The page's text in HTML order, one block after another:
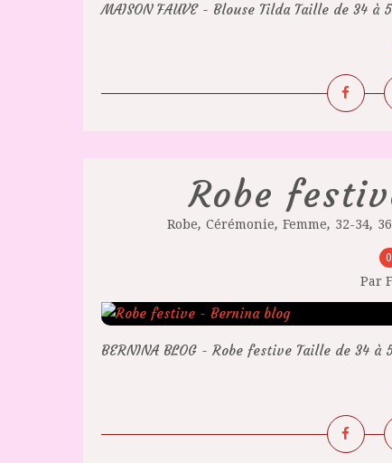
MAISON FAUVE - Blouse Tilda Taille de 34
Robe
Robe, Cérémonie, Femme, 32-34,
Par
BERNINA BLOG - Robe festive Taille de 34 à